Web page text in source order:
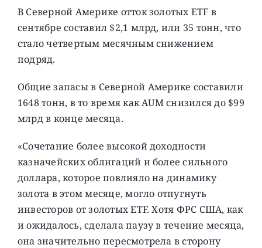
В Северной Америке отток золотых ETF в
сентябре составил $2,1 млрд, или 35 тонн, что
стало четвертым месячным снижением
подряд.
Общие запасы в Северной Америке составили
1648 тонн, в то время как AUM снизился до $99
млрд в конце месяца.
«Сочетание более высокой доходности
казначейских облигаций и более сильного
доллара, которое повлияло на динамику
золота в этом месяце, могло отпугнуть
инвесторов от золотых ETF. Хотя ФРС США, как
и ожидалось, сделала паузу в течение месяца,
она значительно пересмотрела в сторону